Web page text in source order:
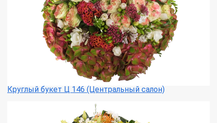
Круглый букет Ц 146 (Центральный салон)